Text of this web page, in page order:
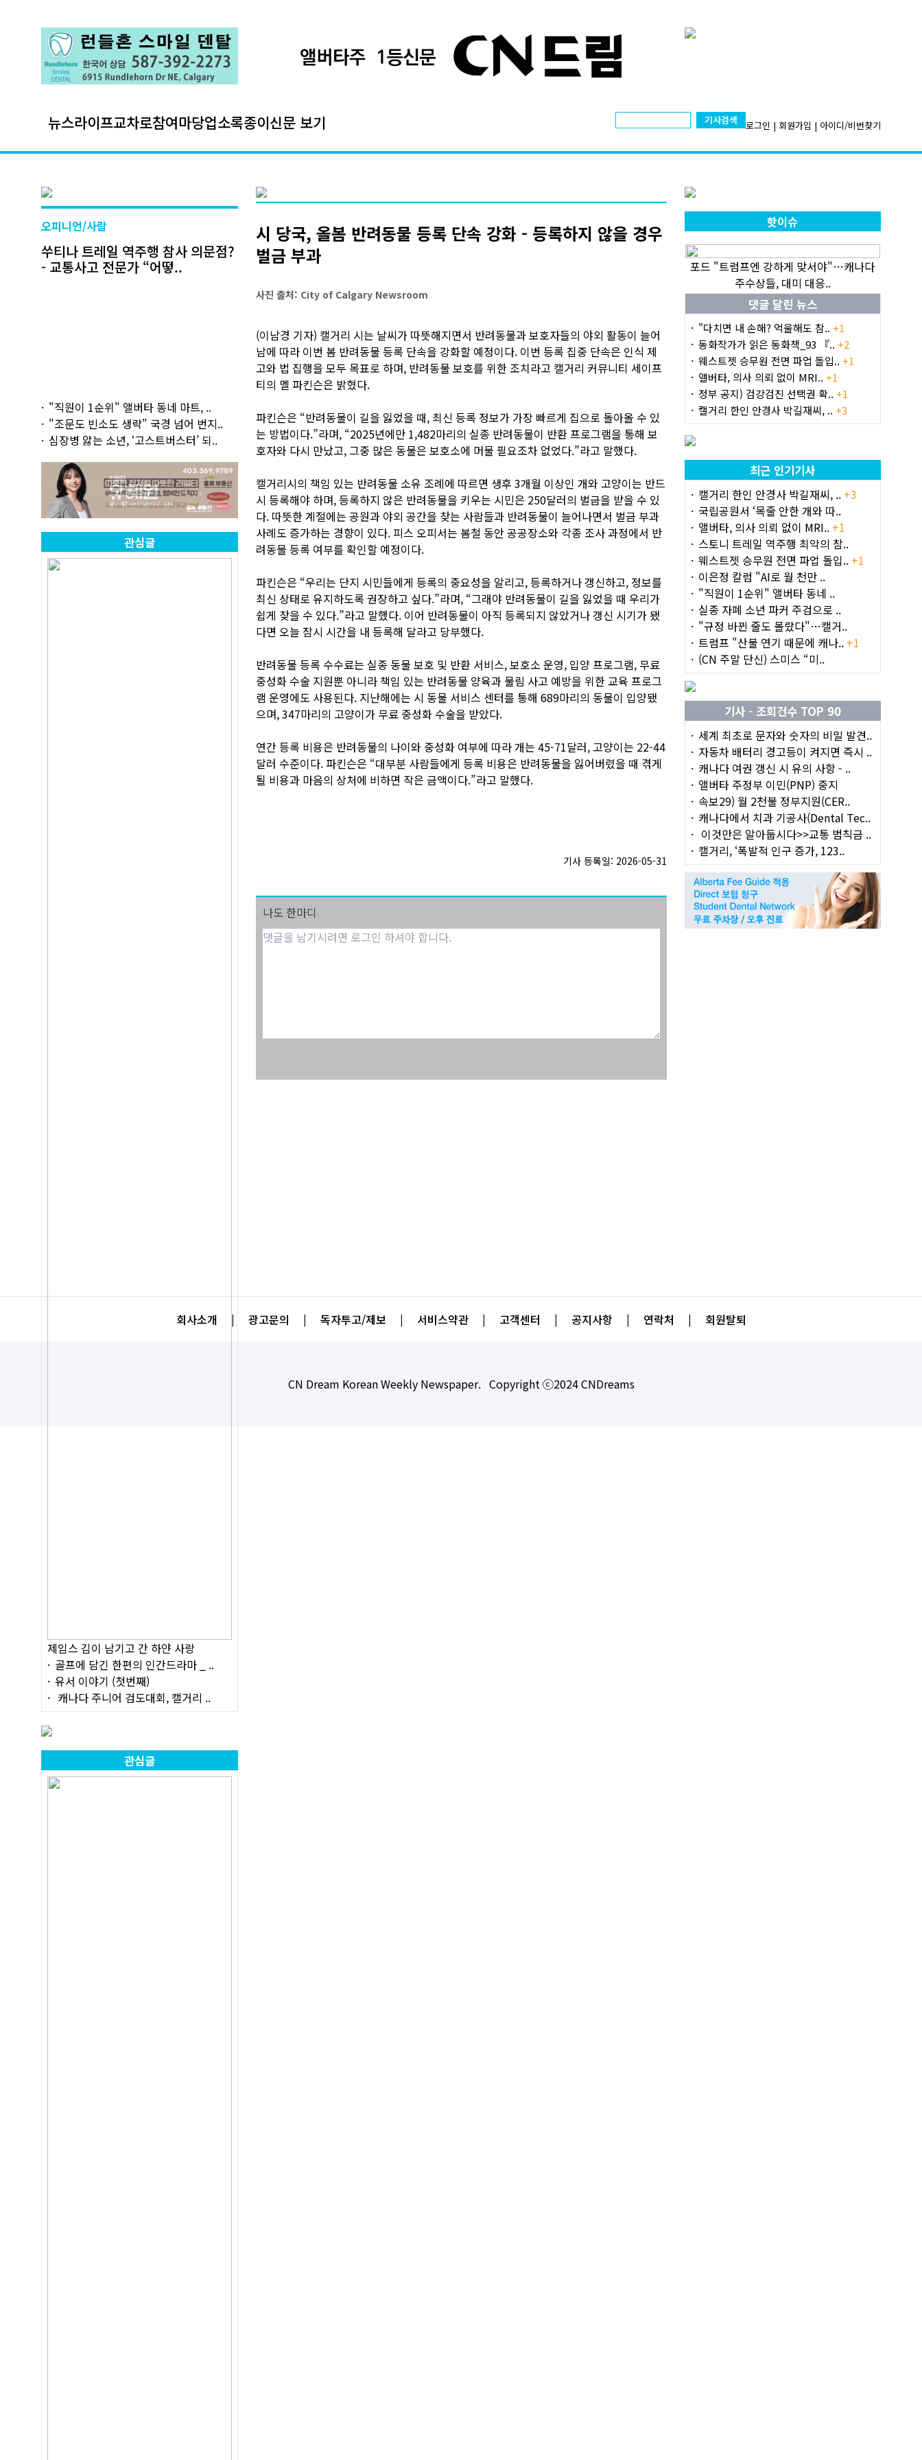
뉴스라이프교차로참여마당업소록종이신문 보기 기사검색 로그인 | 회원가입 | 아이디/비번찾기
오피니언/사람
쑤티나 트레일 역주행 참사 의문점?
- 교통사고 전문가 “어떻..
"직원이 1순위" 앨버타 동네 마트, ..
"조문도 빈소도 생략" 국경 넘어 번지..
심장병 앓는 소년, ‘고스트버스터’ 되..
관심글
제임스 김이 남기고 간 하얀 사랑
골프에 담긴 한편의 인간드라마 _ ..
유서 이야기 (첫번째)
캐나다 주니어 검도대회, 캘거리 ..
관심글
시 당국, 올봄 반려동물 등록 단속 강화 - 등록하지 않을 경우
벌금 부과
사진 출처: City of Calgary Newsroom
(이남경 기자) 캘거리 시는 날씨가 따뜻해지면서 반려동물과 보호자들의 야외 활동이 늘어
남에 따라 이번 봄 반려동물 등록 단속을 강화할 예정이다. 이번 등록 집중 단속은 인식 제
고와 법 집행을 모두 목표로 하며, 반려동물 보호를 위한 조치라고 캘거리 커뮤니티 세이프
티의 멜 파킨슨은 밝혔다.
파킨슨은 “반려동물이 길을 잃었을 때, 최신 등록 정보가 가장 빠르게 집으로 돌아올 수 있
는 방법이다.”라며, “2025년에만 1,482마리의 실종 반려동물이 반환 프로그램을 통해 보
호자와 다시 만났고, 그중 많은 동물은 보호소에 머물 필요조차 없었다.”라고 말했다.
캘거리시의 책임 있는 반려동물 소유 조례에 따르면 생후 3개월 이상인 개와 고양이는 반드
시 등록해야 하며, 등록하지 않은 반려동물을 키우는 시민은 250달러의 벌금을 받을 수 있
다. 따뜻한 계절에는 공원과 야외 공간을 찾는 사람들과 반려동물이 늘어나면서 벌금 부과
사례도 증가하는 경향이 있다. 피스 오피서는 봄철 동안 공공장소와 각종 조사 과정에서 반
려동물 등록 여부를 확인할 예정이다.
파킨슨은 “우리는 단지 시민들에게 등록의 중요성을 알리고, 등록하거나 갱신하고, 정보를
최신 상태로 유지하도록 권장하고 싶다.”라며, “그래야 반려동물이 길을 잃었을 때 우리가
쉽게 찾을 수 있다.”라고 말했다. 이어 반려동물이 아직 등록되지 않았거나 갱신 시기가 됐
다면 오늘 잠시 시간을 내 등록해 달라고 당부했다.
반려동물 등록 수수료는 실종 동물 보호 및 반환 서비스, 보호소 운영, 입양 프로그램, 무료
중성화 수술 지원뿐 아니라 책임 있는 반려동물 양육과 물림 사고 예방을 위한 교육 프로그
램 운영에도 사용된다. 지난해에는 시 동물 서비스 센터를 통해 689마리의 동물이 입양됐
으며, 347마리의 고양이가 무료 중성화 수술을 받았다.
연간 등록 비용은 반려동물의 나이와 중성화 여부에 따라 개는 45-71달러, 고양이는 22-44
달러 수준이다. 파킨슨은 “대부분 사람들에게 등록 비용은 반려동물을 잃어버렸을 때 겪게
될 비용과 마음의 상처에 비하면 작은 금액이다.”라고 말했다.
기사 등록일: 2026-05-31
나도 한마디
핫이슈
포드 "트럼프엔 강하게 맞서야"…캐나다
주수상들, 대미 대응..
댓글 달린 뉴스
"다치면 내 손해? 억울해도 참.. +1
동화작가가 읽은 동화책_93 『.. +2
웨스트젯 승무원 전면 파업 돌입.. +1
앨버타, 의사 의뢰 없이 MRI.. +1
정부 공지) 검강검진 선택권 확.. +1
캘거리 한인 안경사 박길재씨, .. +3
최근 인기기사
캘거리 한인 안경사 박길재씨, .. +3
국립공원서 ‘목줄 안한 개와 따..
앨버타, 의사 의뢰 없이 MRI.. +1
스토니 트레일 역주행 최악의 참..
웨스트젯 승무원 전면 파업 돌입.. +1
이은정 칼럼 "AI로 월 천만 ..
"직원이 1순위" 앨버타 동네 ..
실종 자폐 소년 파커 주검으로 ..
"규정 바뀐 줄도 몰랐다"…캘거..
트럼프 "산불 연기 때문에 캐나.. +1
(CN 주말 단신) 스미스 “미..
기사 - 조회건수 TOP 90
세계 최초로 문자와 숫자의 비밀 발견..
자동차 배터리 경고등이 켜지면 즉시 ..
캐나다 여권 갱신 시 유의 사항 - ..
앨버타 주정부 이민(PNP) 중지
속보29) 월 2천불 정부지원(CER..
캐나다에서 치과 기공사(Dental Tec..
이것만은 알아둡시다>>교통 범칙금 ..
캘거리, ‘폭발적 인구 증가, 123..
회사소개 | 광고문의 | 독자투고/제보 | 서비스약관 | 고객센터 | 공지사항 | 연락처 | 회원탈퇴
CN Dream Korean Weekly Newspaper. Copyright ⓒ2024 CNDreams